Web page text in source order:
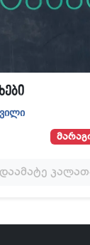
დაამატე